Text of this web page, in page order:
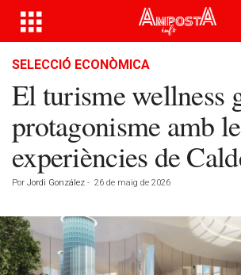
SELECCIÓ ECONÒMICA
El turisme wellness
protagonisme amb
experiències de
Por Jordi González - 26 de maig de 2026